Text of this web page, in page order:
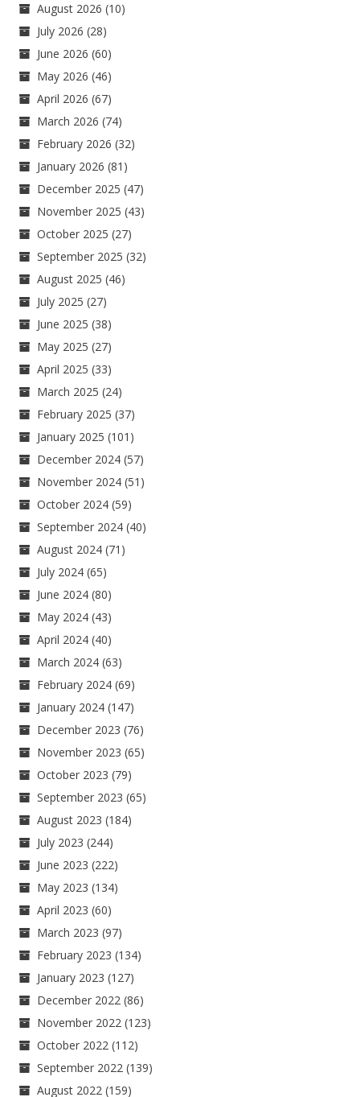
August 2026 (10)
July 2026 (28)
June 2026 (60)
May 2026 (46)
April 2026 (67)
March 2026 (74)
February 2026 (32)
January 2026 (81)
December 2025 (47)
November 2025 (43)
October 2025 (27)
September 2025 (32)
August 2025 (46)
July 2025 (27)
June 2025 (38)
May 2025 (27)
April 2025 (33)
March 2025 (24)
February 2025 (37)
January 2025 (101)
December 2024 (57)
November 2024 (51)
October 2024 (59)
September 2024 (40)
August 2024 (71)
July 2024 (65)
June 2024 (80)
May 2024 (43)
April 2024 (40)
March 2024 (63)
February 2024 (69)
January 2024 (147)
December 2023 (76)
November 2023 (65)
October 2023 (79)
September 2023 (65)
August 2023 (184)
July 2023 (244)
June 2023 (222)
May 2023 (134)
April 2023 (60)
March 2023 (97)
February 2023 (134)
January 2023 (127)
December 2022 (86)
November 2022 (123)
October 2022 (112)
September 2022 (139)
August 2022 (159)